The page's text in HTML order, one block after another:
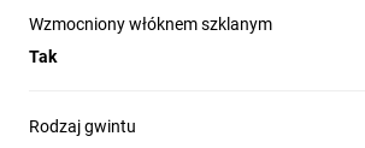
Wzmocniony włóknem szklanym
Tak
Rodzaj gwintu